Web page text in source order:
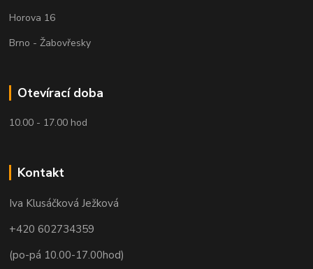
Horova 16
Brno - Žabovřesky
Otevírací doba
10.00 - 17.00 hod
Kontakt
Iva Klusáčková Ježková
+420 602734359
(po-pá 10.00-17.00hod)